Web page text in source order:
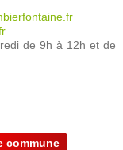
de 9h à 12h et de
commune